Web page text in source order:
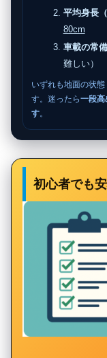
平均身長
80cm
車載の常
難しい）
いずれも地面の状
す。迷ったら一段高
す。
初心者でも